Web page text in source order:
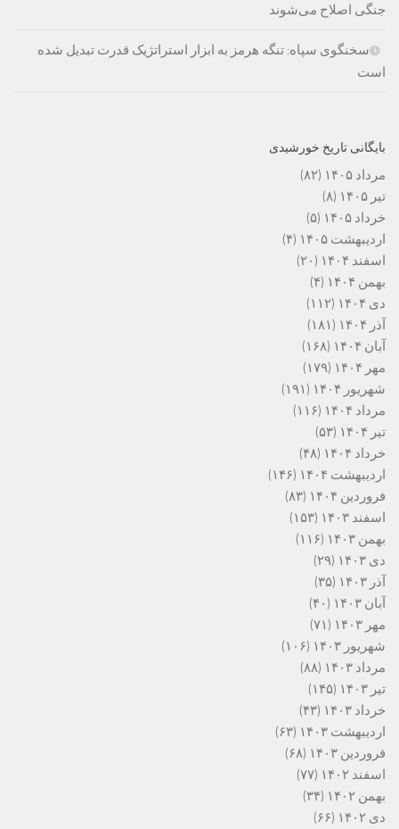
جنگی اصلاح می‌شوند
سخنگوی سپاه: تنگه هرمز به ابزار استراتژیک قدرت تبدیل شده
است
بایگانی تاریخ خورشیدی
مرداد ۱۴۰۵
(۸۲)
تیر ۱۴۰۵
(۸)
خرداد ۱۴۰۵
(۵)
اردیبهشت ۱۴۰۵
(۴)
اسفند ۱۴۰۴
(۲۰)
بهمن ۱۴۰۴
(۴)
دی ۱۴۰۴
(۱۱۲)
آذر ۱۴۰۴
(۱۸۱)
آبان ۱۴۰۴
(۱۶۸)
مهر ۱۴۰۴
(۱۷۹)
شهریور ۱۴۰۴
(۱۹۱)
مرداد ۱۴۰۴
(۱۱۶)
تیر ۱۴۰۴
(۵۳)
خرداد ۱۴۰۴
(۴۸)
اردیبهشت ۱۴۰۴
(۱۴۶)
فروردین ۱۴۰۴
(۸۳)
اسفند ۱۴۰۳
(۱۵۳)
بهمن ۱۴۰۳
(۱۱۶)
دی ۱۴۰۳
(۲۹)
آذر ۱۴۰۳
(۳۵)
آبان ۱۴۰۳
(۴۰)
مهر ۱۴۰۳
(۷۱)
شهریور ۱۴۰۳
(۱۰۶)
مرداد ۱۴۰۳
(۸۸)
تیر ۱۴۰۳
(۱۴۵)
خرداد ۱۴۰۳
(۴۳)
اردیبهشت ۱۴۰۳
(۶۳)
فروردین ۱۴۰۳
(۶۸)
اسفند ۱۴۰۲
(۷۷)
بهمن ۱۴۰۲
(۳۴)
دی ۱۴۰۲
(۶۶)